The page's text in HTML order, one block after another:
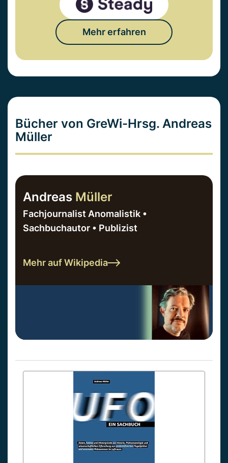
Mehr erfahren
Bücher von GreWi-Hrsg. Andreas
Müller
Andreas Müller
Fachjournalist Anomalistik •
Sachbuchautor • Publizist
Mehr auf Wikipedia